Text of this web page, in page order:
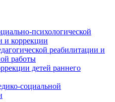
психологической
и коррекции
реабилитации и
работы
детей раннего
социальной